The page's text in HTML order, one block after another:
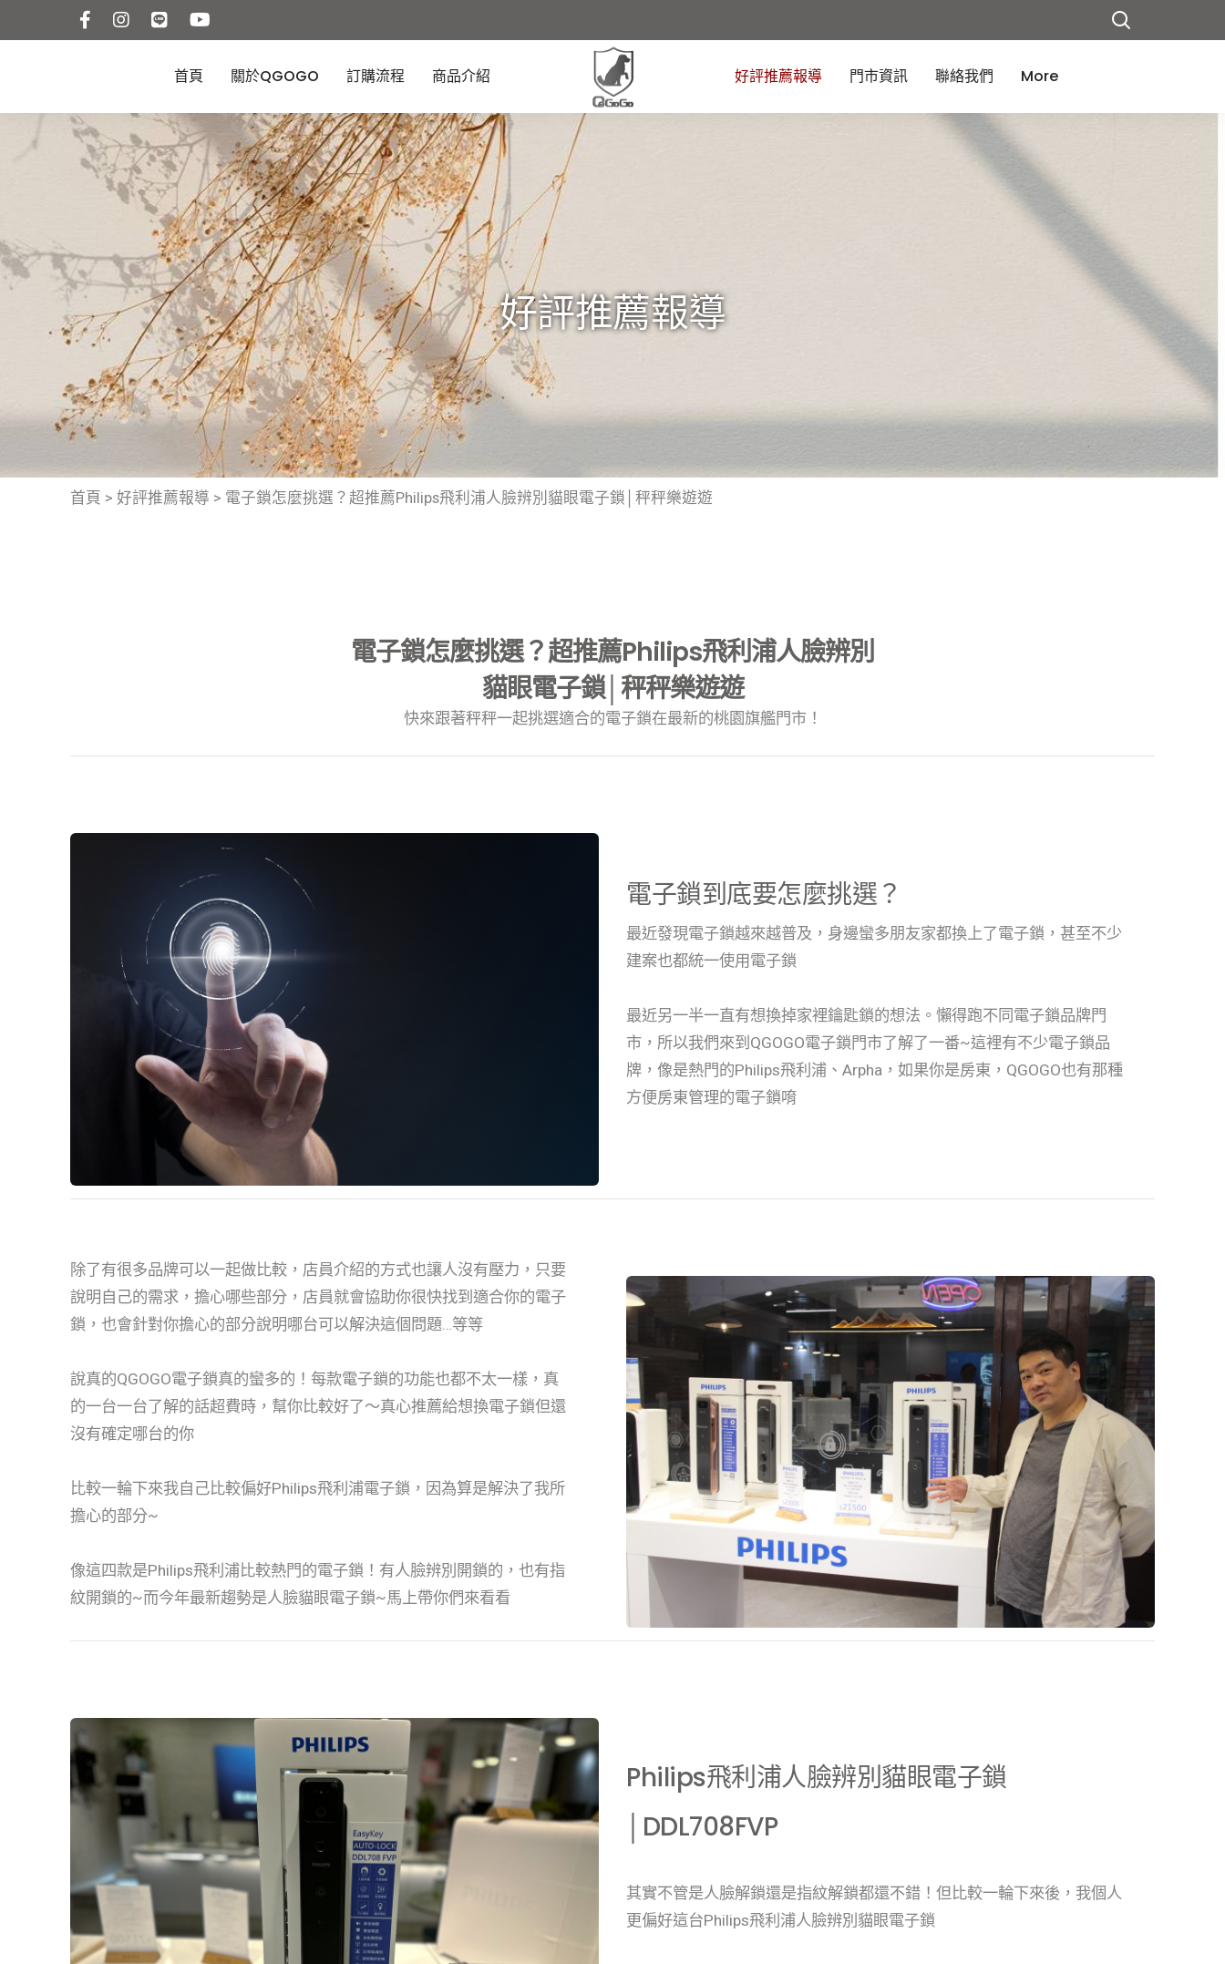
首頁 關於QGOGO 訂購流程 商品介紹 好評推薦報導 門市資訊 聯絡我們 More
好評推薦報導
首頁 > 好評推薦報導 > 電子鎖怎麼挑選？超推薦Philips飛利浦人臉辨別貓眼電子鎖│秤秤樂遊遊
電子鎖怎麼挑選？超推薦Philips飛利浦人臉辨別
貓眼電子鎖│秤秤樂遊遊
快來跟著秤秤一起挑選適合的電子鎖在最新的桃園旗艦門市！
電子鎖到底要怎麼挑選？
最近發現電子鎖越來越普及，身邊蠻多朋友家都換上了電子鎖，甚至不少
建案也都統一使用電子鎖
最近另一半一直有想換掉家裡鑰匙鎖的想法。懶得跑不同電子鎖品牌門
市，所以我們來到QGOGO電子鎖門市了解了一番~這裡有不少電子鎖品
牌，像是熱門的Philips飛利浦、Arpha，如果你是房東，QGOGO也有那種
方便房東管理的電子鎖唷
除了有很多品牌可以一起做比較，店員介紹的方式也讓人沒有壓力，只要
說明自己的需求，擔心哪些部分，店員就會協助你很快找到適合你的電子
鎖，也會針對你擔心的部分說明哪台可以解決這個問題…等等
說真的QGOGO電子鎖真的蠻多的！每款電子鎖的功能也都不太一樣，真
的一台一台了解的話超費時，幫你比較好了～真心推薦給想換電子鎖但還
沒有確定哪台的你
比較一輪下來我自己比較偏好Philips飛利浦電子鎖，因為算是解決了我所
擔心的部分~
像這四款是Philips飛利浦比較熱門的電子鎖！有人臉辨別開鎖的，也有指
紋開鎖的~而今年最新趨勢是人臉貓眼電子鎖~馬上帶你們來看看
Philips飛利浦人臉辨別貓眼電子鎖
│DDL708FVP
其實不管是人臉解鎖還是指紋解鎖都還不錯！但比較一輪下來後，我個人
更偏好這台Philips飛利浦人臉辨別貓眼電子鎖